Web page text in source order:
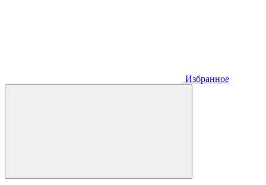
Избранное